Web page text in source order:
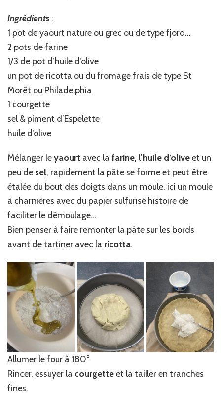
Ingrédients :
1 pot de yaourt nature ou grec ou de type fjord…
2 pots de farine
1/3 de pot d’huile d’olive
un pot de ricotta ou du fromage frais de type St
Morêt ou Philadelphia
1 courgette
sel & piment d’Espelette
huile d’olive
Mélanger leyaourt avec la farine, l’huile d’oliveet un
peu de sel, rapidement la pâte se forme et peut être
étalée du bout des doigts dans un moule, ici un moule
à charnières avec du papier sulfurisé histoire de
faciliter le démoulage…
Bien penser à faire remonter la pâte sur les bords
avant de tartiner avec la ricotta.
Allumer le four à 180°
Rincer, essuyer la courgetteet la tailler en tranches
fines.